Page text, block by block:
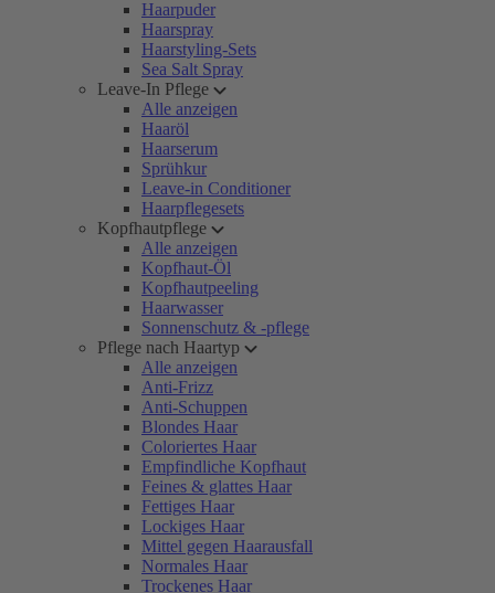
Haarpuder
Haarspray
Haarstyling-Sets
Sea Salt Spray
Leave-In Pflege
Alle anzeigen
Haaröl
Haarserum
Sprühkur
Leave-in Conditioner
Haarpflegesets
Kopfhautpflege
Alle anzeigen
Kopfhaut-Öl
Kopfhautpeeling
Haarwasser
Sonnenschutz & -pflege
Pflege nach Haartyp
Alle anzeigen
Anti-Frizz
Anti-Schuppen
Blondes Haar
Coloriertes Haar
Empfindliche Kopfhaut
Feines & glattes Haar
Fettiges Haar
Lockiges Haar
Mittel gegen Haarausfall
Normales Haar
Trockenes Haar